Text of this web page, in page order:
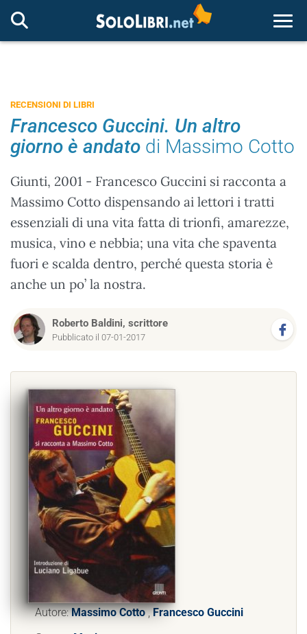
RECENSIONI DI LIBRI
Francesco Guccini. Un altro
giorno è andato di Massimo Cotto
Giunti, 2001 - Francesco Guccini si racconta a
Massimo Cotto dispensando ai lettori i tratti
essenziali di una vita fatta di trionfi, amarezze,
musica, vino e nebbia; una vita che spaventa
fuori e scalda dentro, perché questa storia è
anche un po’ la nostra.
Roberto Baldini, scrittore
Pubblicato il 07-01-2017
Autore:Massimo Cotto,Francesco Guccini